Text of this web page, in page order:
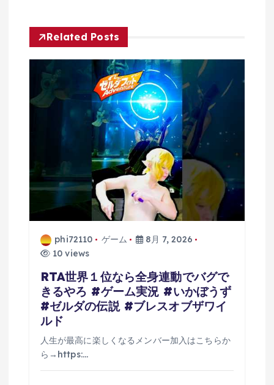
ー
シ
ョ
ン
Related Posts
phi72110 ゲーム
8月 7, 2026
10 views
RTA世界１位なら全身連動でバグで
きるやろ #ゲーム実況 #いかぼうず
#ゼルダの伝説 #ブレスオブザワイ
ルド
人生が最高に楽しくなるメンバー加入はこちらか
ら→https:…